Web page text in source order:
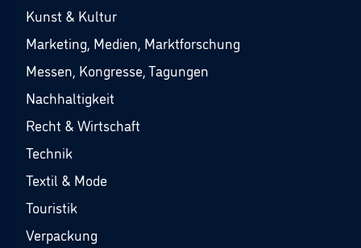
Kunst & Kultur
Marketing, Medien, Marktforschung
Messen, Kongresse, Tagungen
Nachhaltigkeit
Recht & Wirtschaft
Technik
Textil & Mode
Touristik
Verpackung